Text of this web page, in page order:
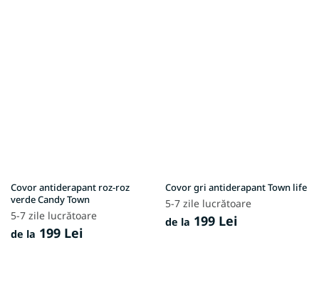
Covor antiderapant roz-roz
verde Candy Town
5-7 zile lucrătoare
de la 199 Lei
Covor gri antiderapant Town life
5-7 zile lucrătoare
de la 199 Lei